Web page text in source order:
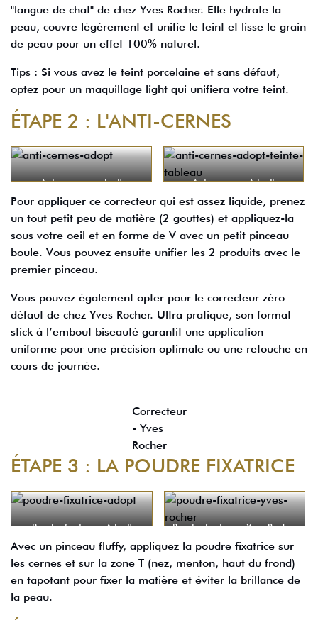
"langue de chat" de chez Yves Rocher. Elle hydrate la
peau, couvre légèrement et unifie le teint et lisse le grain
de peau pour un effet 100% naturel.
Tips : Si vous avez le teint porcelaine et sans défaut,
optez pour un maquillage light qui unifiera votre teint.
ÉTAPE 2 : L'ANTI-CERNES
Anti-cernes - adopt' Anti-cernes - Adopt'
Pour appliquer ce correcteur qui est assez liquide, prenez
un tout petit peu de matière (2 gouttes) et appliquez-la
sous votre oeil et en forme de V avec un petit pinceau
boule. Vous pouvez ensuite unifier les 2 produits avec le
premier pinceau.
Vous pouvez également opter pour le correcteur zéro
défaut de chez Yves Rocher. Ultra pratique‚ son format
stick à l’embout biseauté garantit une application
uniforme pour une précision optimale ou une retouche en
cours de journée.
Correcteur
- Yves
Rocher
ÉTAPE 3 : LA POUDRE FIXATRICE
Poudre fixatrice - Adopt' Poudre fixatrice - Yves Rocher
Avec un pinceau fluffy, appliquez la poudre fixatrice sur
les cernes et sur la zone T (nez, menton, haut du frond)
en tapotant pour fixer la matière et éviter la brillance de
la peau.